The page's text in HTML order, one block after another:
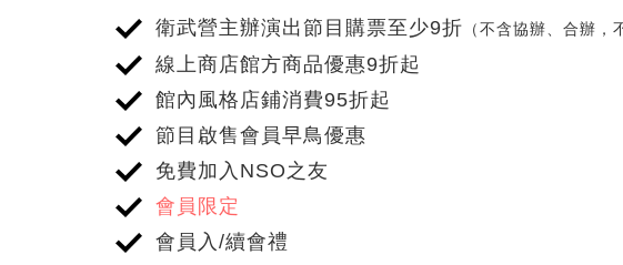
衛武營主辦演出節目購票至少9折 （不含協辦、合辦，
線上商店館方商品優惠9折起
館內風格店鋪消費95折起
節目啟售會員早鳥優惠
免費加入NSO之友
會員 限定
會員入/續會禮